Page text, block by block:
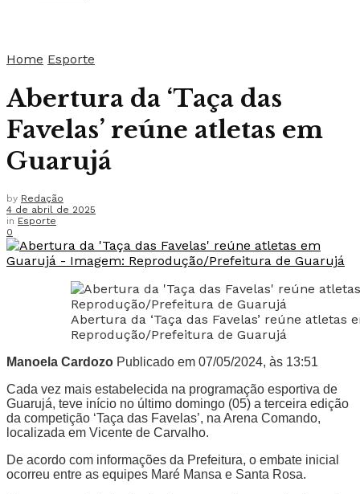
Home Esporte
Abertura da ‘Taça das
Favelas’ reúne atletas em
Guarujá
by Redação
4 de abril de 2025
in Esporte
0
Abertura da ‘Taça das Favelas’ reúne atletas
Reprodução/Prefeitura de Guarujá
Manoela Cardozo Publicado em 07/05/2024, às 13:51
Cada vez mais estabelecida na programação esportiva de
Guarujá, teve início no último domingo (05) a terceira edição
da competição ‘Taça das Favelas’, na Arena Comando,
localizada em Vicente de Carvalho.
De acordo com informações da Prefeitura, o embate inicial
ocorreu entre as equipes Maré Mansa e Santa Rosa.